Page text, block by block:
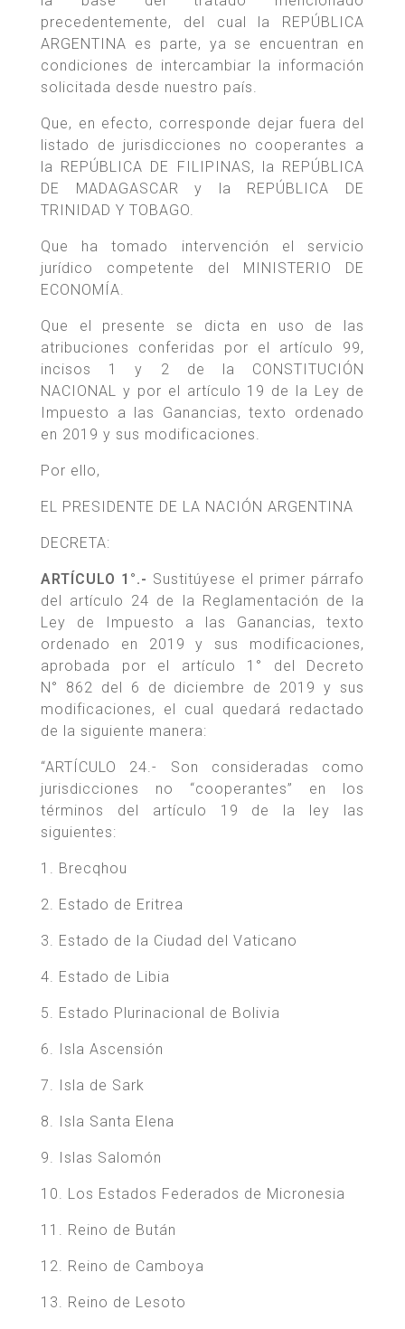
precedentemente, del cual la REPÚBLICA
ARGENTINA es parte, ya se encuentran en
condiciones de intercambiar la información
solicitada desde nuestro país.
Que, en efecto, corresponde dejar fuera del
listado de jurisdicciones no cooperantes a
la REPÚBLICA DE FILIPINAS, la REPÚBLICA
DE MADAGASCAR y la REPÚBLICA DE
TRINIDAD Y TOBAGO.
Que ha tomado intervención el servicio
jurídico competente del MINISTERIO DE
ECONOMÍA.
Que el presente se dicta en uso de las
atribuciones conferidas por el artículo 99,
incisos 1 y 2 de la CONSTITUCIÓN
NACIONAL y por el artículo 19 de la Ley de
Impuesto a las Ganancias, texto ordenado
en 2019 y sus modificaciones.
Por ello,
EL PRESIDENTE DE LA NACIÓN ARGENTINA
DECRETA:
ARTÍCULO 1°.- Sustitúyese el primer párrafo
del artículo 24 de la Reglamentación de la
Ley de Impuesto a las Ganancias, texto
ordenado en 2019 y sus modificaciones,
aprobada por el artículo 1° del Decreto
N° 862 del 6 de diciembre de 2019 y sus
modificaciones, el cual quedará redactado
de la siguiente manera:
“ARTÍCULO 24.- Son consideradas como
jurisdicciones no “cooperantes” en los
términos del artículo 19 de la ley las
siguientes:
1. Brecqhou
2. Estado de Eritrea
3. Estado de la Ciudad del Vaticano
4. Estado de Libia
5. Estado Plurinacional de Bolivia
6. Isla Ascensión
7. Isla de Sark
8. Isla Santa Elena
9. Islas Salomón
10. Los Estados Federados de Micronesia
11. Reino de Bután
12. Reino de Camboya
13. Reino de Lesoto